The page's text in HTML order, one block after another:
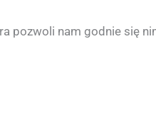
pozwoli nam godnie się